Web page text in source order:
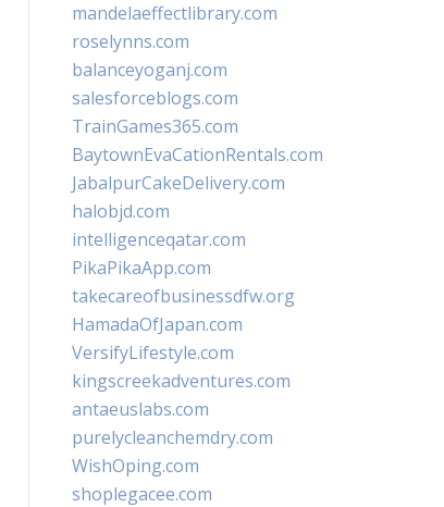
mandelaeffectlibrary.com
roselynns.com
balanceyoganj.com
salesforceblogs.com
TrainGames365.com
BaytownEvaCationRentals.com
JabalpurCakeDelivery.com
halobjd.com
intelligenceqatar.com
PikaPikaApp.com
takecareofbusinessdfw.org
HamadaOfJapan.com
VersifyLifestyle.com
kingscreekadventures.com
antaeuslabs.com
purelycleanchemdry.com
WishOping.com
shoplegacee.com